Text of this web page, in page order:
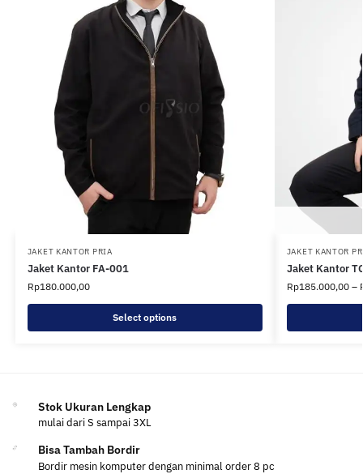
JAKET KANTOR PRIA
Jaket Kantor FA-001
Rp180.000,00
Select options
JAKET KANTOR
Jaket Kantor
Rp185.000,00 –
Stok Ukuran Lengkap
mulai dari S sampai 3XL
Bisa Tambah Bordir
Bordir mesin komputer dengan minimal order 8 pc